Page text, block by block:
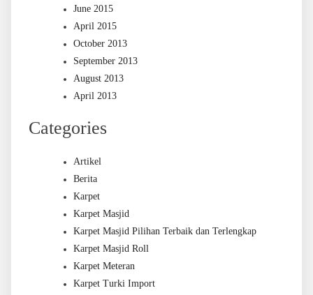
June 2015
April 2015
October 2013
September 2013
August 2013
April 2013
Categories
Artikel
Berita
Karpet
Karpet Masjid
Karpet Masjid Pilihan Terbaik dan Terlengkap
Karpet Masjid Roll
Karpet Meteran
Karpet Turki Import